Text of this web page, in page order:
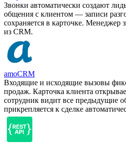
Звонки автоматически создают
общения с клиентом — записи
сохраняется в карточке. Менеджер
из CRM.
amoCRM
Входящие и исходящие вызовы
продаж. Карточка клиента
сотрудник видит все предыдущие
прикрепляется к сделке